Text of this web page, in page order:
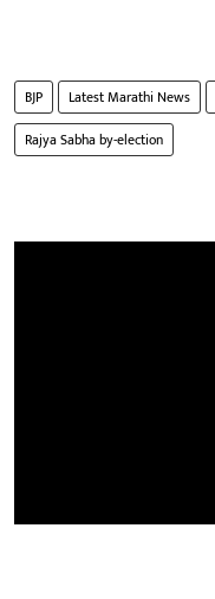
BJP Latest Marathi News
Rajya Sabha by-election